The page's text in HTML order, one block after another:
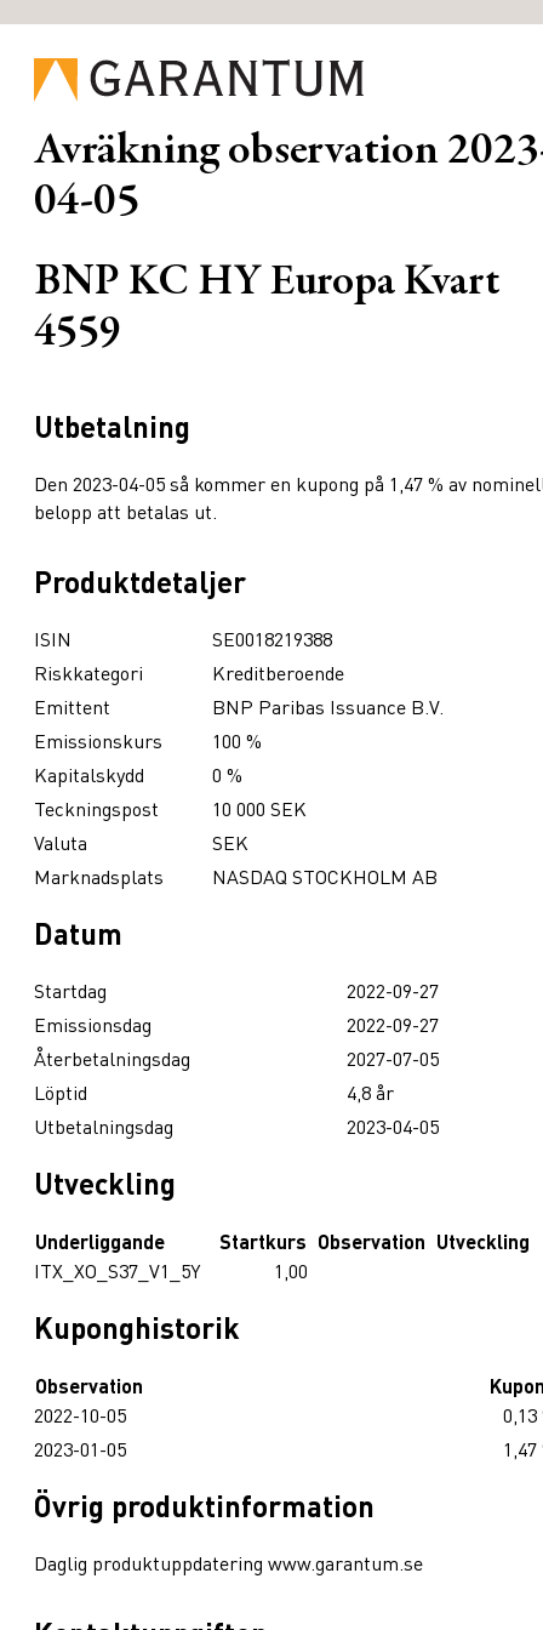
Avräkning observation
04-05
BNP KC HY Europa Kvart
4559
Utbetalning
Den 2023-04-05 så kommer en kupong på 1,47 % av
belopp att betalas ut.
Produktdetaljer
ISIN
SE0018219388
Riskkategori
Kreditberoende
Emittent
BNP Paribas Issuance B.V.
Emissionskurs
100 %
Kapitalskydd
0 %
Teckningspost
10 000 SEK
Valuta
SEK
Marknadsplats
NASDAQ STOCKHOLM AB
Datum
Startdag
2022-09-27
Emissionsdag
2022-09-27
Återbetalningsdag
2027-07-05
Löptid
4,8 år
Utbetalningsdag
2023-04-05
Utveckling
Underliggande Startkurs Observation Utveckling
ITX_XO_S37_V1_5Y
1,00
Kuponghistorik
Observation
2022-10-05
0,13
2023-01-05
1,47
Övrig produktinformation
Daglig produktuppdatering www.garantum.se